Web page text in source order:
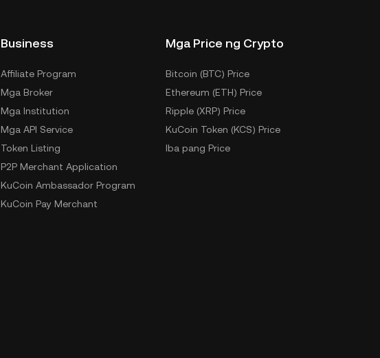
Business
Affiliate Program
Mga Broker
Mga Institution
Mga API Service
Token Listing
P2P Merchant Application
KuCoin Ambassador Program
KuCoin Pay Merchant
Mga Price ng Crypto
Bitcoin (BTC) Price
Ethereum (ETH) Price
Ripple (XRP) Price
KuCoin Token (KCS) Price
Iba pang Price